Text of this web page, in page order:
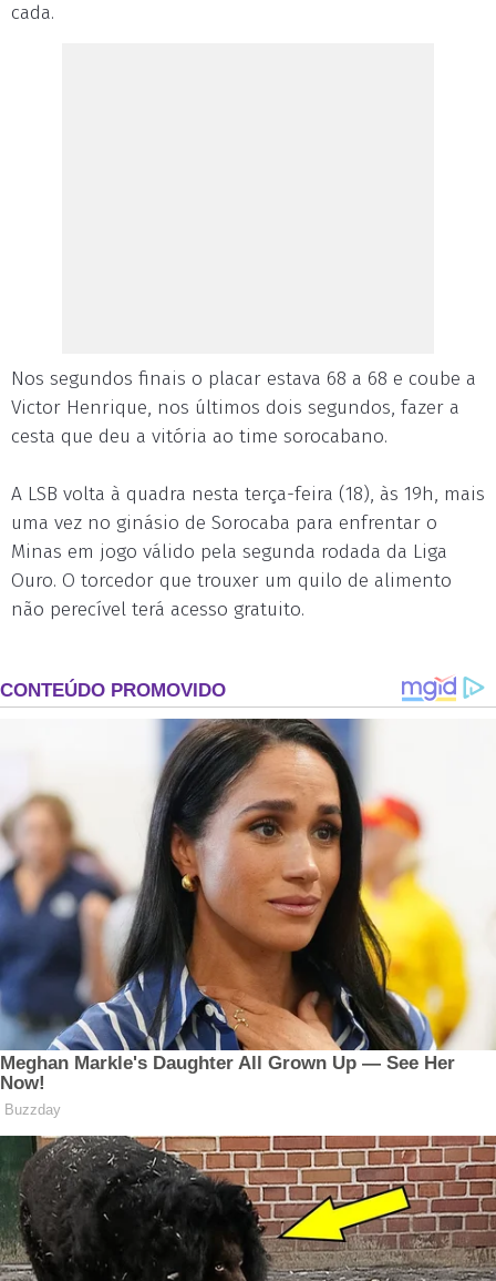
cada.
Nos segundos finais o placar estava 68 a 68 e coube a
Victor Henrique, nos últimos dois segundos, fazer a
cesta que deu a vitória ao time sorocabano.
A LSB volta à quadra nesta terça-feira (18), às 19h, mais
uma vez no ginásio de Sorocaba para enfrentar o
Minas em jogo válido pela segunda rodada da Liga
Ouro. O torcedor que trouxer um quilo de alimento
não perecível terá acesso gratuito.